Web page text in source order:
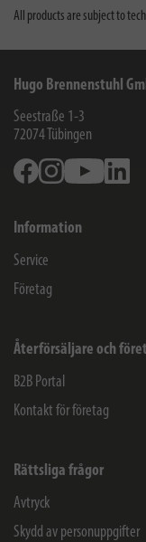
All products are subject to
Hugo Brennenstuhl
Seestraße 1-3
72074 Tübingen
FacebookInstagramYoutube
Information
Service
Företag
Återförsäljare och
B2B Portal
Kontakt för företag
Rättsliga frågor
Avtryck
Skydd av personuppgifter